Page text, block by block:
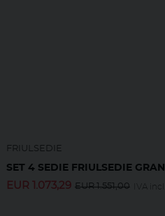
FRIULSEDIE
SET 4 SEDIE FRIULSEDIE
EUR 1.073,29 EUR1.551,00 IVA incl.